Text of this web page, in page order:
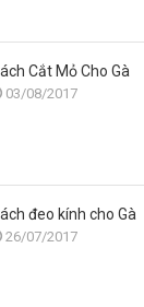
Cắt Mỏ Cho Gà
03/08/2017
đeo kính cho Gà
26/07/2017